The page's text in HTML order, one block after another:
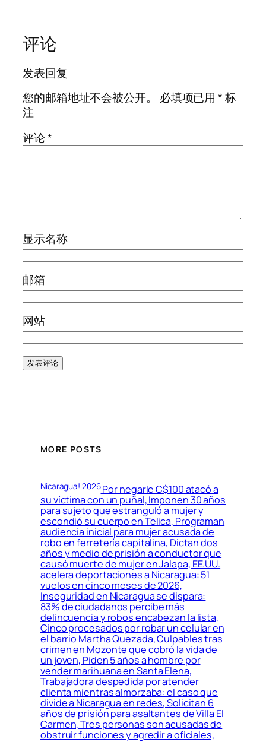
评论
发表回复
您的邮箱地址不会被公开。
必填项已用*标
注
评论*
显示名称
邮箱
网站
MORE POSTS
Nicaragua! 2026Por negarle C$100 atacó a
su víctima con un puñal, Imponen 30 años
para sujeto que estranguló a mujer y
escondió su cuerpo en Telica, Programan
audiencia inicial para mujer acusada de
robo en ferretería capitalina, Dictan dos
años y medio de prisión a conductor que
causó muerte de mujer en Jalapa, EE.UU.
acelera deportaciones a Nicaragua: 51
vuelos en cinco meses de 2026,
Inseguridad en Nicaragua se dispara:
83% de ciudadanos percibe más
delincuencia y robos encabezan la lista,
Cinco procesados por robar un celular en
el barrio Martha Quezada, Culpables tras
crimen en Mozonte que cobró la vida de
un joven, Piden 5 años a hombre por
vender marihuana en Santa Elena,
Trabajadora despedida por atender
clienta mientras almorzaba: el caso que
divide a Nicaragua en redes, Solicitan 6
años de prisión para asaltantes de Villa El
Carmen, Tres personas son acusadas de
obstruir funciones y agredir a oficiales,